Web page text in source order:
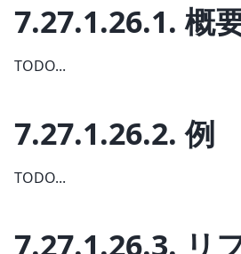
7.27.1.26.1.概
TODO...
7.27.1.26.2.例
TODO...
7.27.1.26.3. リ